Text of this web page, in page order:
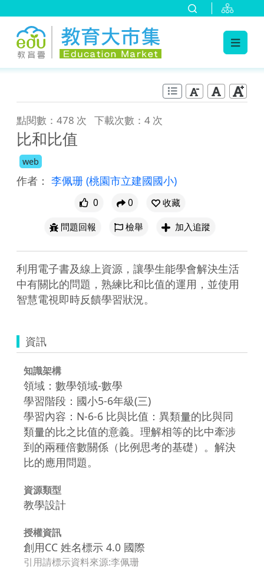
點閱數：478 次 下載次數：4 次
比和比值
web
作者： 李佩珊 (桃園市立建國國小)
0 0
收藏
問題回報
檢舉 加入追蹤
利用電子書及線上資源，讓學生能學會解決生活
中有關比的問題，熟練比和比值的運用，並使用
智慧電視即時反饋學習狀況。
資訊
知識架構
領域：數學領域-數學
學習階段：國小5-6年級(三)
學習內容：N-6-6 比與比值：異類量的比與同
類量的比之比值的意義。理解相等的比中牽涉
到的兩種倍數關係（比例思考的基礎）。解決
比的應用問題。
資源類型
教學設計
授權資訊
創用CC 姓名標示 4.0 國際
引用請標示資料來源:李佩珊